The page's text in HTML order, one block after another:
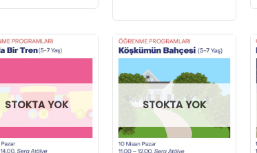
STOKTA YOK STOKTA YOK